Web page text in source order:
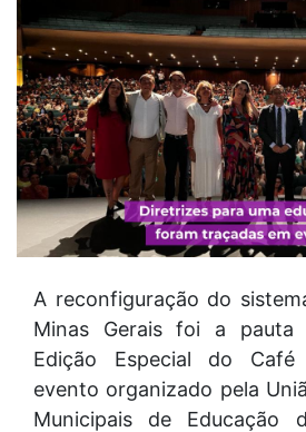
A reconfiguração do
Minas Gerais foi a pauta
Edição Especial do
evento organizado pela
Municipais de Educação